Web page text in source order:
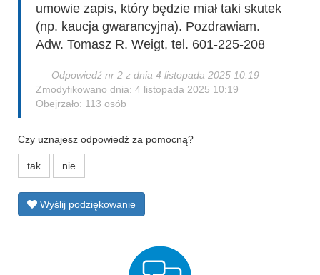
umowie zapis, który będzie miał taki skutek
(np. kaucja gwarancyjna). Pozdrawiam.
Adw. Tomasz R. Weigt, tel. 601-225-208
Odpowiedź nr 2 z dnia 4 listopada 2025 10:19
Zmodyfikowano dnia: 4 listopada 2025 10:19
Obejrzało: 113 osób
Czy uznajesz odpowiedź za pomocną?
tak nie
Wyślij podziękowanie